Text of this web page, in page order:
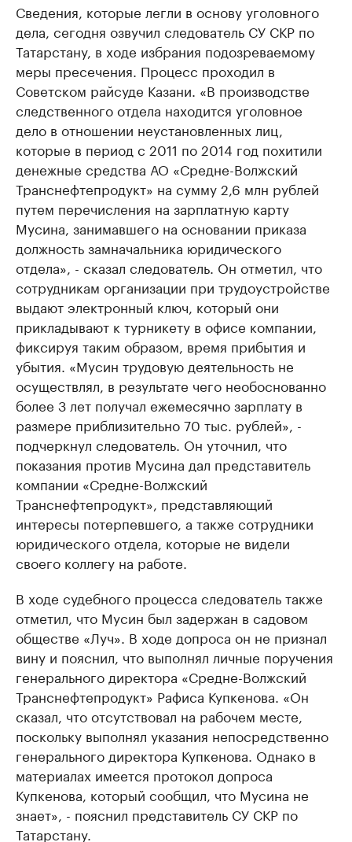
Сведения, которые легли в основу уголовного
дела, сегодня озвучил следователь СУ СКР по
Татарстану, в ходе избрания подозреваемому
меры пресечения. Процесс проходил в
Советском райсуде Казани. «В производстве
следственного отдела находится уголовное
дело в отношении неустановленных лиц,
которые в период с 2011 по 2014 год похитили
денежные средства АО «Средне-Волжский
Транснефтепродукт» на сумму 2,6 млн рублей
путем перечисления на зарплатную карту
Мусина, занимавшего на основании приказа
должность замначальника юридического
отдела», - сказал следователь. Он отметил, что
сотрудникам организации при трудоустройстве
выдают электронный ключ, который они
прикладывают к турникету в офисе компании,
фиксируя таким образом, время прибытия и
убытия. «Мусин трудовую деятельность не
осуществлял, в результате чего необоснованно
более 3 лет получал ежемесячно зарплату в
размере приблизительно 70 тыс. рублей», -
подчеркнул следователь. Он уточнил, что
показания против Мусина дал представитель
компании «Средне-Волжский
Транснефтепродукт», представляющий
интересы потерпевшего, а также сотрудники
юридического отдела, которые не видели
своего коллегу на работе.
В ходе судебного процесса следователь также
отметил, что Мусин был задержан в садовом
обществе «Луч». В ходе допроса он не признал
вину и пояснил, что выполнял личные поручения
генерального директора «Средне-Волжский
Транснефтепродукт» Рафиса Купкенова. «Он
сказал, что отсутствовал на рабочем месте,
поскольку выполнял указания непосредственно
генерального директора Купкенова. Однако в
материалах имеется протокол допроса
Купкенова, который сообщил, что Мусина не
знает», - пояснил представитель СУ СКР по
Татарстану.